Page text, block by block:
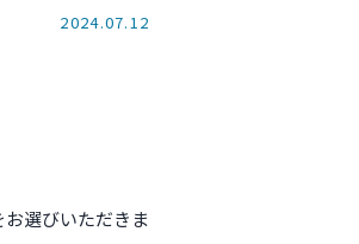
2024.07.12
選びいただきま